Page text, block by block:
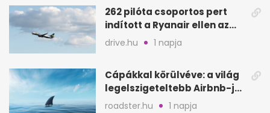
262 pilóta csoportos pert
indított a Ryanair ellen az
Egyesült Királyságban
drive.hu 1 napja
Cápákkal körülvéve: a világ
legelszigeteltebb Airbnb-je
a nyílt tengeren
roadster.hu 1 napja